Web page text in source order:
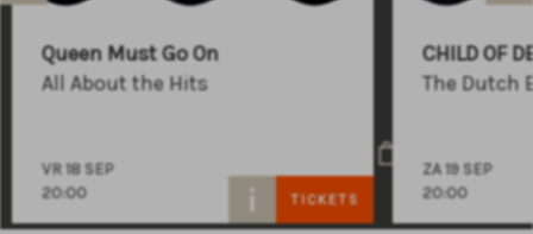
Queen Must Go On
All About the Hits
VR 18 SEP
20:00
TICKETS
CHILD OF
The Dutch
ZA 19 SEP
20:00
+31 (0)591 - 850 856
info@atlastheater.nl